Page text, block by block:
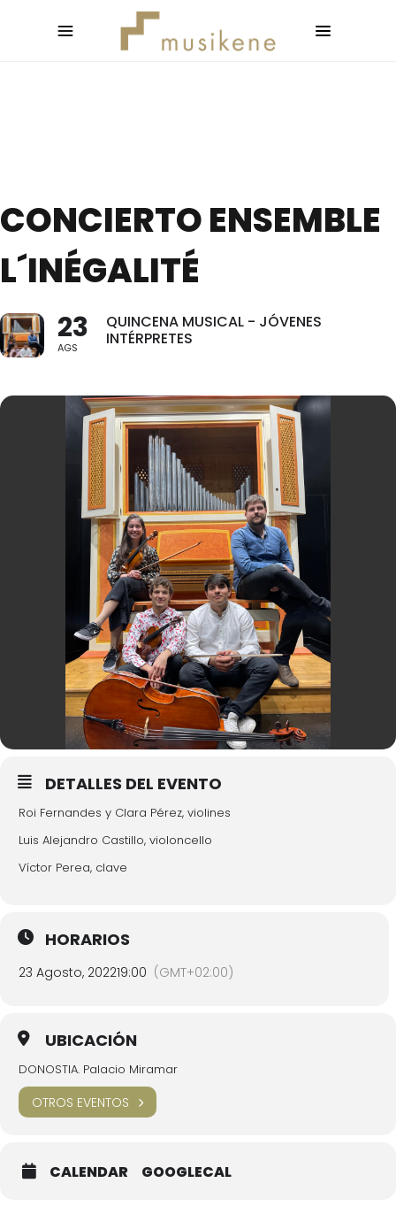
CONCIERTO ENSEMBLE
L´INÉGALITÉ
23
AGS
QUINCENA MUSICAL - JÓVENES
INTÉRPRETES
DETALLES DEL EVENTO
Roi Fernandes y Clara Pérez, violines
Luis Alejandro Castillo, violoncello
Víctor Perea, clave
HORARIOS
23 Agosto, 202219:00 (GMT+02:00)
UBICACIÓN
DONOSTIA. Palacio Miramar
OTROS EVENTOS
CALENDAR GOOGLECAL